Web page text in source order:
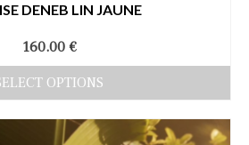
DENEB LIN JAUNE
160.00 €
OPTIONS